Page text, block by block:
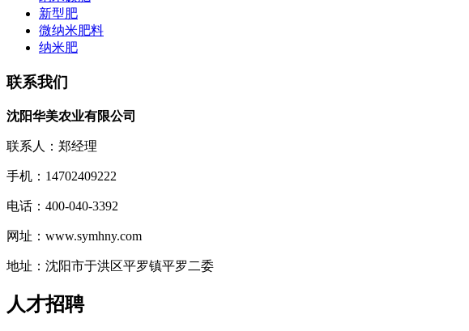
新型肥
微纳米肥料
纳米肥
联系我们
沈阳华美农业有限公司
联系人：郑经理
手机：14702409222
电话：400-040-3392
网址：www.symhny.com
地址：沈阳市于洪区平罗镇平罗二委
人才招聘